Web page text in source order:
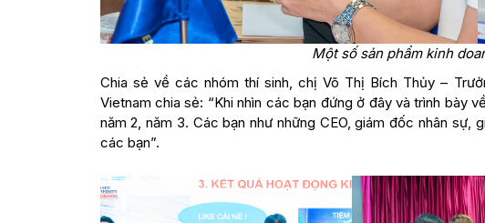
Một số sản phẩm kinh
Chia sẻ về các nhóm thí sinh, chị Võ Thị Bích Thủy –
Vietnam chia sẻ: “Khi nhìn các bạn đứng ở đây và trình bày
năm 2, năm 3. Các bạn như những CEO, giám đốc nhân
các bạn”.